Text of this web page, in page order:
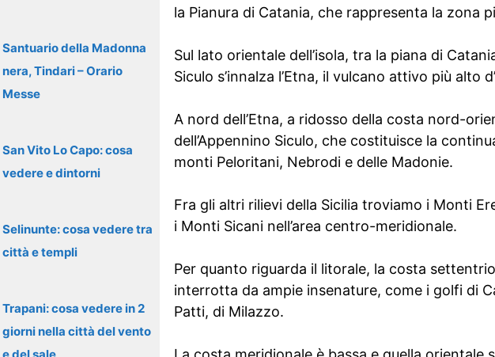
la Pianura di Catania, che rappresenta la zona
Sul lato orientale dell’isola, tra la piana di
Siculo s’innalza l’Etna, il vulcano attivo più alto
A nord dell’Etna, a ridosso della costa nord-
dell’Appennino Siculo, che costituisce la
monti Peloritani, Nebrodi e delle Madonie.
Fra gli altri rilievi della Sicilia troviamo i Monti
i Monti Sicani nell’area centro-meridionale.
Per quanto riguarda il litorale, la costa
interrotta da ampie insenature, come i golfi di
Patti, di Milazzo.
Santuario della Madonna
nera, Tindari – Orario
Messe
San Vito Lo Capo: cosa
vedere e dintorni
Selinunte: cosa vedere tra
città e templi
Trapani: cosa vedere in 2
giorni nella città del vento